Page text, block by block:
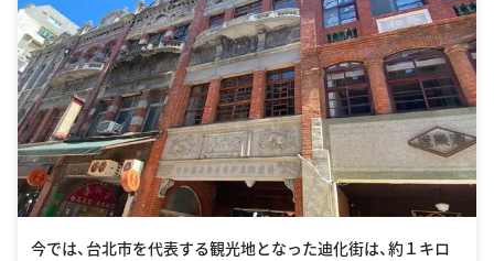
今では、台北市を代表する観光地となった迪化街は、約１キロ